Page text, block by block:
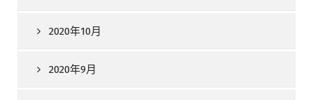
2020年10月
2020年9月